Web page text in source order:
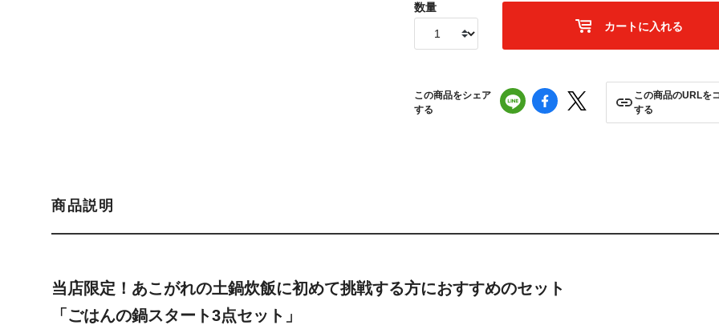
数量
カートに入れる
この商品をシェア
する
この商品のURLを
する
商品説明
当店限定！あこがれの土鍋炊飯に初めて挑戦する方におすすめのセット
「ごはんの鍋スタート3点セット」